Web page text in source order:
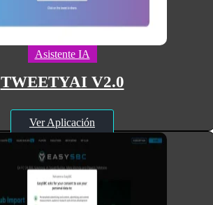
Asistente IA
TWEETYAI V2.0
Ver Aplicación